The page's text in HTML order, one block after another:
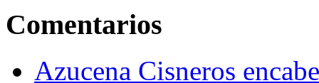
Comentarios
Azucena Cisneros